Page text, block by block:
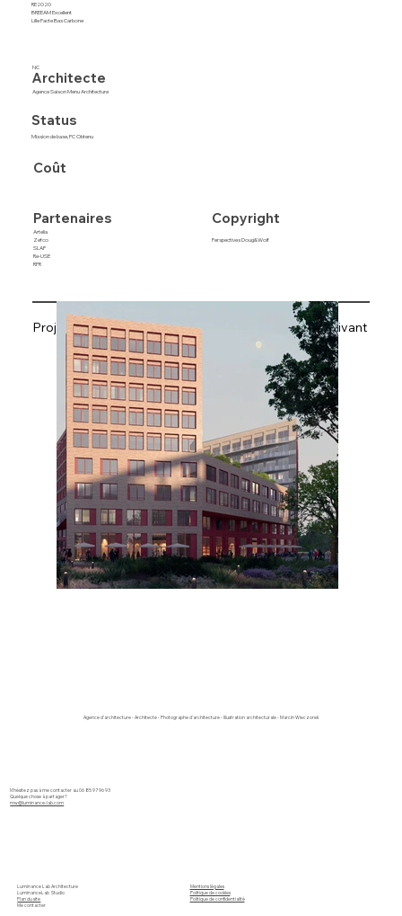
RE2020
BREEAM Excellent
Lille Pacte Bas Carbone
Status
Mission de base, PC Obtenu
Architecte
Agence Saison Menu Architecture
Coût
NC
Partenaires
Artelia
Zefco
SLAP
Re-USE
RFR
Copyright
Perspectives Doug&Wolf
Projet précédent
Retrouvez tous les projets
Projet suivant
Agence d'architecture - Architecte - Photographe d'architecture - Illustration architecturale - Marcin Wieczorek
Mentions légales
Politique de cookies
Politique de confidentialité
N'hésitez pas à me contacter au 06 85 97 96 93
Quelque chose à partager?
mw@luminance-lab.com
Luminance Lab Architecture
LuminanceLab Studio
Plan du site
Me contacter